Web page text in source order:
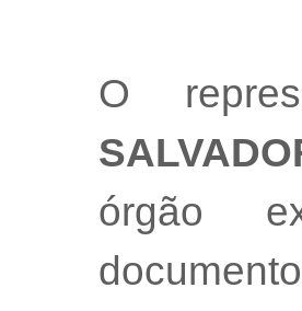
O
órgão